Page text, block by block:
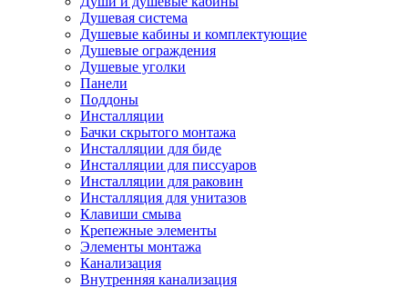
Душевая система
Душевые кабины и комплектующие
Душевые ограждения
Душевые уголки
Панели
Поддоны
Инсталляции
Бачки скрытого монтажа
Инсталляции для биде
Инсталляции для писсуаров
Инсталляции для раковин
Инсталляция для унитазов
Клавиши смыва
Крепежные элементы
Элементы монтажа
Канализация
Внутренняя канализация